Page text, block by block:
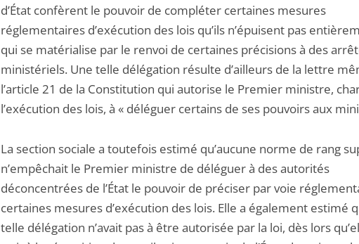
d’État confèrent le pouvoir de compléter certaines mesures
réglementaires d’exécution des lois qu’ils n’épuisent pas
qui se matérialise par le renvoi de certaines précisions à des
ministériels. Une telle délégation résulte d’ailleurs de la lettre
l’article 21 de la Constitution qui autorise le Premier ministre,
l’exécution des lois, à « déléguer certains de ses pouvoirs aux
La section sociale a toutefois estimé qu’aucune norme de rang
n’empêchait le Premier ministre de déléguer à des autorités
déconcentrées de l’État le pouvoir de préciser par voie
certaines mesures d’exécution des lois. Elle a également estimé
telle délégation n’avait pas à être autorisée par la loi, dès lors